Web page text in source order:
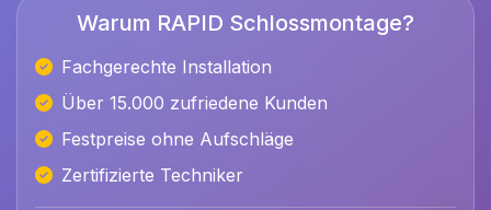
Warum RAPID Schlossmontage?
Fachgerechte Installation
Über 15.000 zufriedene Kunden
Festpreise ohne Aufschläge
Zertifizierte Techniker